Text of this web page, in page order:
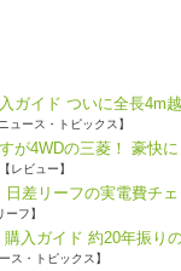
ガイド ついに全長4m
ニュース・トピックス】
が4WDの三菱！ 豪快
【レビュー】
日差リーフの実電費チ
フ】
入ガイド 約20年振り
ス・トピックス】